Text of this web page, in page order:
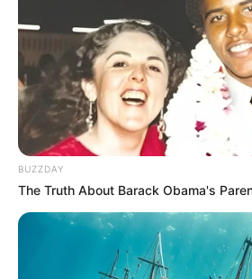
BUZZDAY
The Truth About Barack Obama's